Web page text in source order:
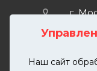
Наш сайт
г.